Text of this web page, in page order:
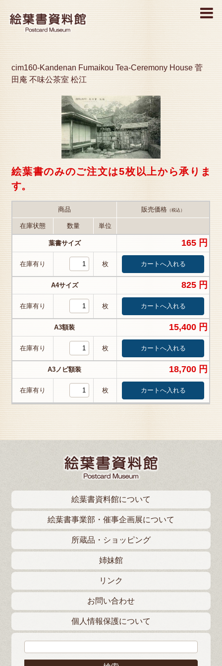
MENU
cim160-Kandenan Fumaikou Tea-Ceremony House 菅
田庵 不味公茶室 松江
絵葉書のみのご注文は5枚以上から承りま
す。
商品 販売価格 （税込）
在庫状態 数量 単位
葉書サイズ 165 円
在庫有り 枚
A4サイズ 825 円
在庫有り 枚
A3額装 15,400 円
在庫有り 枚
A3ノビ額装 18,700 円
在庫有り 枚
絵葉書資料館について
絵葉書事業部・催事企画展について
所蔵品・ショッピング
姉妹館
リンク
お問い合わせ
個人情報保護について